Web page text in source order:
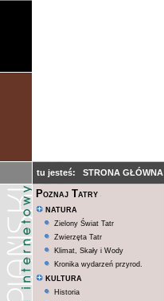
tu jesteś: STRONA GŁÓWNA
Poznaj Tatry
NATURA
Zielony Świat Tatr
Zwierzęta Tatr
Klimat, Skały i Wody
Kronika wydarzeń przyrod.
KULTURA
Historia